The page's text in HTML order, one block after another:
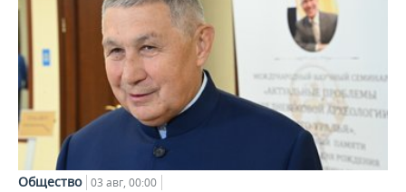
Общество 03 авг, 00:00